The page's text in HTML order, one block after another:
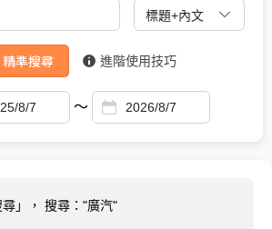
精準搜尋 進階使用技巧
～
」， 搜尋："廣汽"